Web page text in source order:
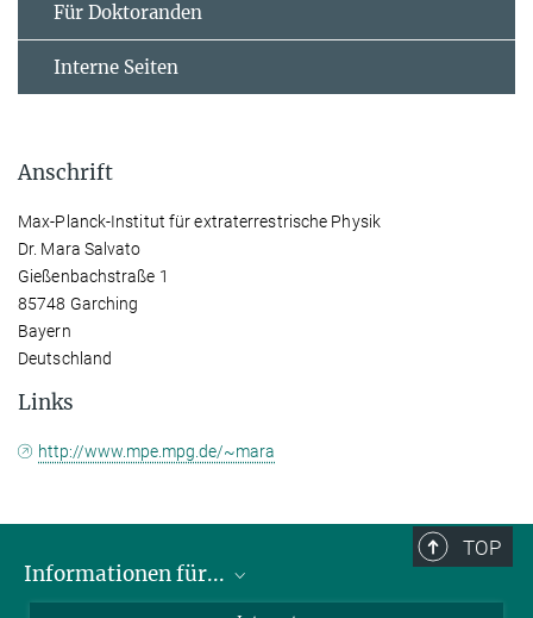
Für Doktoranden
Interne Seiten
Anschrift
Max-Planck-Institut für extraterrestrische Physik
Dr. Mara Salvato
Gießenbachstraße 1
85748 Garching
Bayern
Deutschland
Links
http://www.mpe.mpg.de/~mara
TOP
Informationen für...